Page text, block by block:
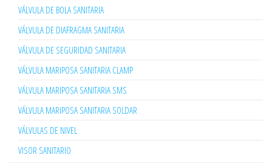
VÁLVULA DE BOLA SANITARIA
VÁLVULA DE DIAFRAGMA SANITARIA
VÁLVULA DE SEGURIDAD SANITARIA
VÁLVULA MARIPOSA SANITARIA CLAMP
VÁLVULA MARIPOSA SANITARIA SMS
VÁLVULA MARIPOSA SANITARIA SOLDAR
VÁLVULAS DE NIVEL
VISOR SANITARIO